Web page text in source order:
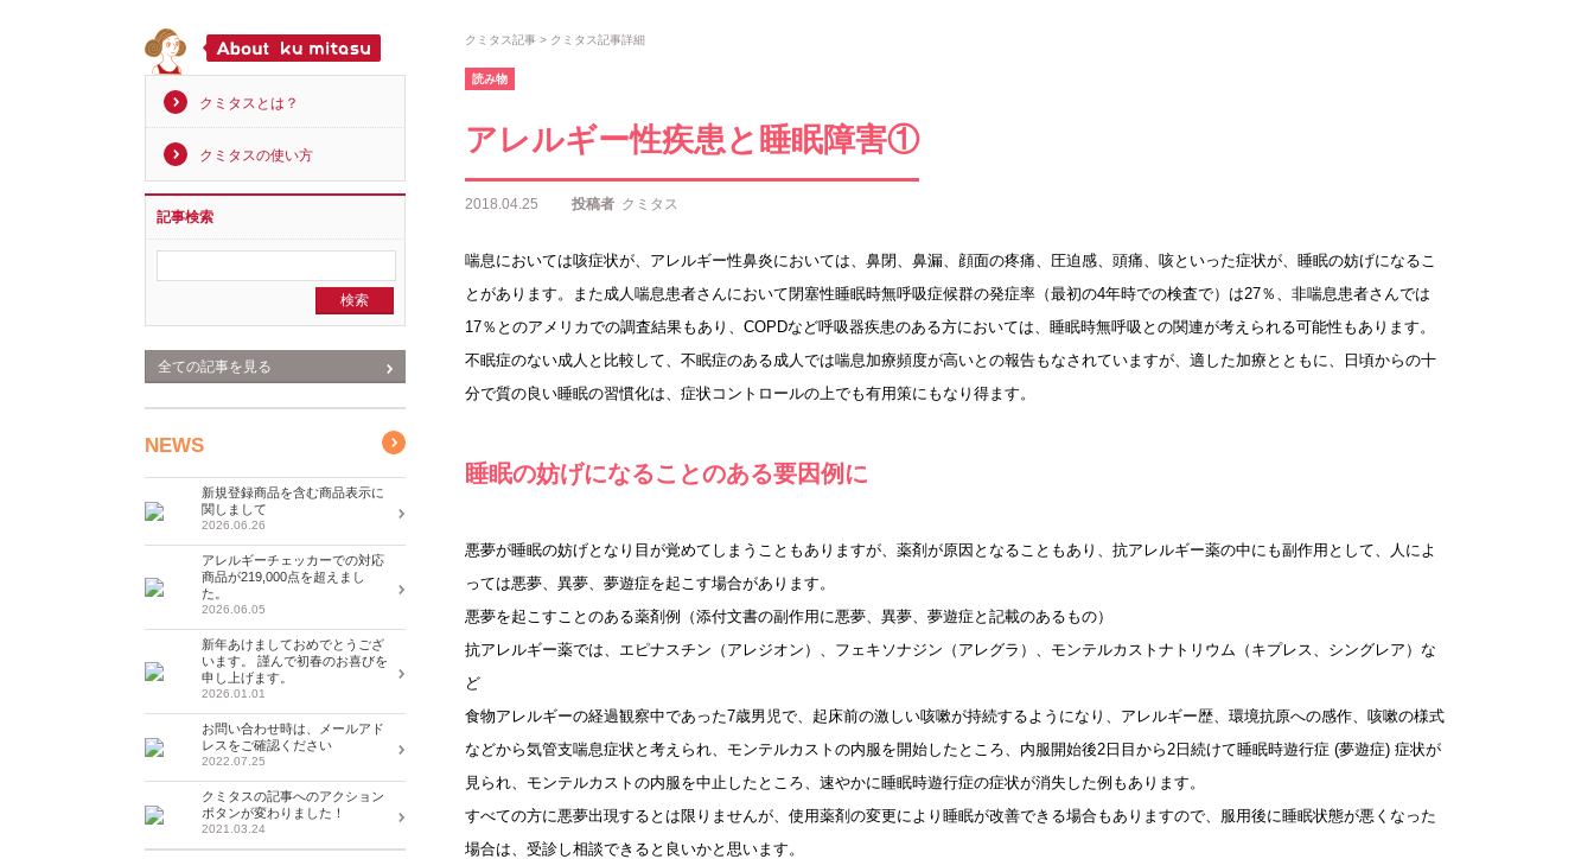
クミタス記事 クミタス記事詳細
読み物
アレルギー性疾患と睡眠障害①
2018.04.25 投稿者 クミタス
喘息においては咳症状が、アレルギー性鼻炎においては、鼻閉、鼻漏、顔面の疼痛、圧迫感、頭痛、咳といった症状が、睡眠の妨げになるこ
とがあります。また成人喘息患者さんにおいて閉塞性睡眠時無呼吸症候群の発症率（最初の4年時での検査で）は27％、非喘息患者さんでは
17％とのアメリカでの調査結果もあり、COPDなど呼吸器疾患のある方においては、睡眠時無呼吸との関連が考えられる可能性もあります。
不眠症のない成人と比較して、不眠症のある成人では喘息加療頻度が高いとの報告もなされていますが、適した加療とともに、日頃からの十
分で質の良い睡眠の習慣化は、症状コントロールの上でも有用策にもなり得ます。
睡眠の妨げになることのある要因例に
悪夢が睡眠の妨げとなり目が覚めてしまうこともありますが、薬剤が原因となることもあり、抗アレルギー薬の中にも副作用として、人によ
っては悪夢、異夢、夢遊症を起こす場合があります。
悪夢を起こすことのある薬剤例（添付文書の副作用に悪夢、異夢、夢遊症と記載のあるもの）
抗アレルギー薬では、エピナスチン（アレジオン）、フェキソナジン（アレグラ）、モンテルカストナトリウム（キプレス、シングレア）な
ど
食物アレルギーの経過観察中であった7歳男児で、起床前の激しい咳嗽が持続するようになり、アレルギー歴、環境抗原への感作、咳嗽の様式
などから気管支喘息症状と考えられ、モンテルカストの内服を開始したところ、内服開始後2日目から2日続けて睡眠時遊行症 (夢遊症) 症状が
見られ、モンテルカストの内服を中止したところ、速やかに睡眠時遊行症の症状が消失した例もあります。
すべての方に悪夢出現するとは限りませんが、使用薬剤の変更により睡眠が改善できる場合もありますので、服用後に睡眠状態が悪くなった
場合は、受診し相談できると良いかと思います。
クミタスとは？
クミタスの使い方
記事検索
全ての記事を見る
NEWS
新規登録商品を含む商品表示に
関しまして
2026.06.26
アレルギーチェッカーでの対応
商品が219,000点を超えまし
た。
2026.06.05
新年あけましておめでとうござ
います。 謹んで初春のお喜びを
申し上げます。
2026.01.01
お問い合わせ時は、メールアド
レスをご確認ください
2022.07.25
クミタスの記事へのアクション
ボタンが変わりました！
2021.03.24